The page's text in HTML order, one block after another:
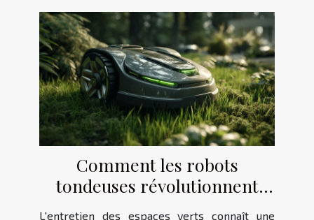
Comment les robots
tondeuses révolutionnent
l'entretien des jardins en 2025
L'entretien des espaces verts connaît une